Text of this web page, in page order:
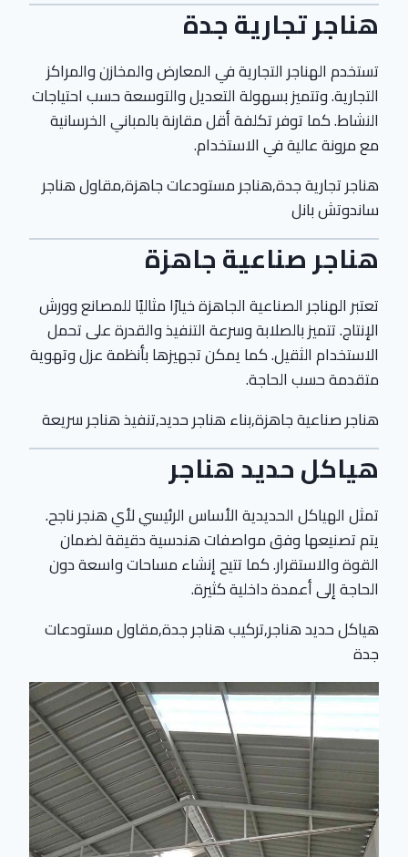
هناجر تجارية جدة
تستخدم الهناجر التجارية في المعارض والمخازن والمراكز
التجارية. وتتميز بسهولة التعديل والتوسعة حسب احتياجات
النشاط. كما توفر تكلفة أقل مقارنة بالمباني الخرسانية
مع مرونة عالية في الاستخدام.
هناجر تجارية جدة,هناجر مستودعات جاهزة,مقاول هناجر
ساندوتش بانل
هناجر صناعية جاهزة
تعتبر الهناجر الصناعية الجاهزة خيارًا مثاليًا للمصانع وورش
الإنتاج. تتميز بالصلابة وسرعة التنفيذ والقدرة على تحمل
الاستخدام الثقيل. كما يمكن تجهيزها بأنظمة عزل وتهوية
متقدمة حسب الحاجة.
هناجر صناعية جاهزة,بناء هناجر حديد,تنفيذ هناجر سريعة
هياكل حديد هناجر
تمثل الهياكل الحديدية الأساس الرئيسي لأي هنجر ناجح.
يتم تصنيعها وفق مواصفات هندسية دقيقة لضمان
القوة والاستقرار. كما تتيح إنشاء مساحات واسعة دون
الحاجة إلى أعمدة داخلية كثيرة.
هياكل حديد هناجر,تركيب هناجر جدة,مقاول مستودعات
جدة